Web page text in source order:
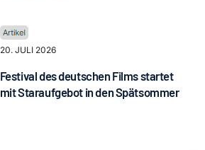
20. JULI 2026
Festival des deutschen Films startet
mit Staraufgebot in den Spätsommer